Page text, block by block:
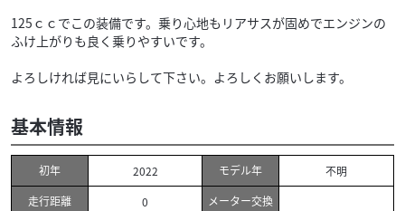
125ｃｃでこの装備です。乗り心地もリアサスが固めでエンジンの
ふけ上がりも良く乗りやすいです。
よろしければ見にいらして下さい。よろしくお願いします。
基本情報
初年 2022 モデル年
不明
走行距離
0
メーター交換